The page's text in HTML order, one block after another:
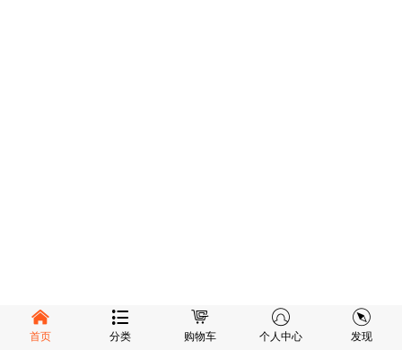
首页 分类 购物车 个人中心 发现